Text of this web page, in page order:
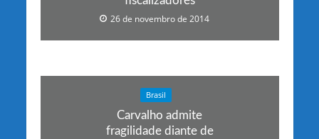
26 de novembro de 2014
Brasil
Carvalho admite
fragilidade diante de